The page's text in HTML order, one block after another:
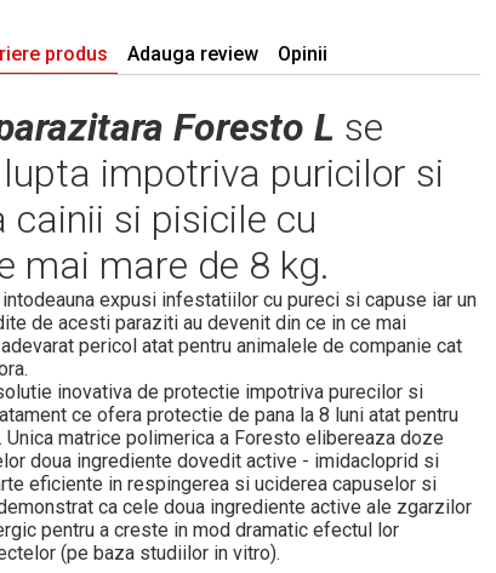
produs Adauga review Opinii
Foresto L se
impotriva puricilor si
cainii si pisicile cu
mai mare de 8 kg.
expusi infestatiilor cu pureci si capuse iar un
de acesti paraziti au devenit din ce in ce mai
pericol atat pentru animalele de companie cat
inovativa de protectie impotriva purecilor si
ce ofera protectie de pana la 8 luni atat pentru
matrice polimerica a Foresto elibereaza doze
doua ingrediente dovedit active - imidacloprid si
eficiente in respingerea si uciderea capuselor si
ca cele doua ingrediente active ale zgarzilor
pentru a creste in mod dramatic efectul lor
(pe baza studiilor in vitro).